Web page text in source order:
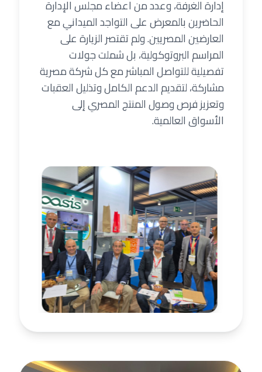
إدارة الغرفة، وعدد من اعضاء مجلس الإدارة
الحاضرين بالمعرض على التواجد الميداني مع
العارضين المصريين. ولم تقتصر الزيارة على
المراسم البروتوكولية، بل شملت جولات
تفصيلية للتواصل المباشر مع كل شركة مصرية
مشاركة، لتقديم الدعم الكامل وتذليل العقبات
وتعزيز فرص وصول المنتج المصري إلى
الأسواق العالمية.